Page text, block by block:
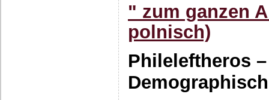
" zum ganzen
polnisch)
Phileleftheros